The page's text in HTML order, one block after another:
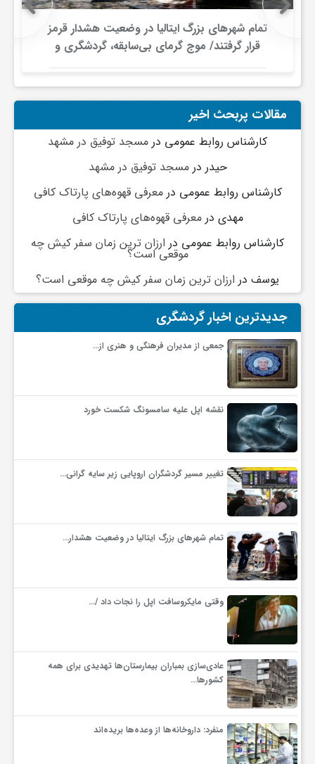
تمام شهرهای بزرگ ایتالیا در وضعیت هشدار قرمز
قرار گرفتند/ موج گرمای بی‌سابقه، گردشگری و
زیرساخت‌های اروپا را تحت فشار قرار داد
مقالات پربحث اخیر
کارشناس روابط عمومی در مسجد توفیق در مشهد
حیدر درمسجد توفیق در مشهد
کارشناس روابط عمومی درمعرفی قهوه‌های پارتاک کافی
مهدی درمعرفی قهوه‌های پارتاک کافی
کارشناس روابط عمومی در ارزان ترین زمان سفر کیش چه
موقعی است؟
یوسف در ارزان ترین زمان سفر کیش چه موقعی است؟
جدیدترین اخبار گردشگری
جمعی از مدیران فرهنگی و هنری از…
نقشه اپل علیه سامسونگ شکست خورد
تغییر مسیر گردشگران اروپایی زیر سایه گرانی…
تمام شهرهای بزرگ ایتالیا در وضعیت هشدار…
وقتی مایکروسافت اپل را نجات داد /…
عادی‌سازی بمباران بیمارستان‌ها تهدیدی برای همه
کشورها…
منفرد: داروخانه‌ها از وعده‌ها بریده‌اند